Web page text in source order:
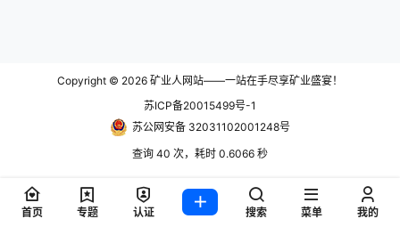
Copyright © 2026 矿业人网站——一站在手尽享矿业盛宴！
苏ICP备20015499号-1
苏公网安备 32031102001248号
查询 40 次，耗时 0.6066 秒
首页 专题 认证 搜索 菜单 我的